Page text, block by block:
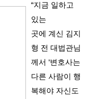
“지금 일하고
있는
곳에 계신 김지
형 전 대법관님
께서 ‘변호사는
다른 사람이 행
복해야 자신도